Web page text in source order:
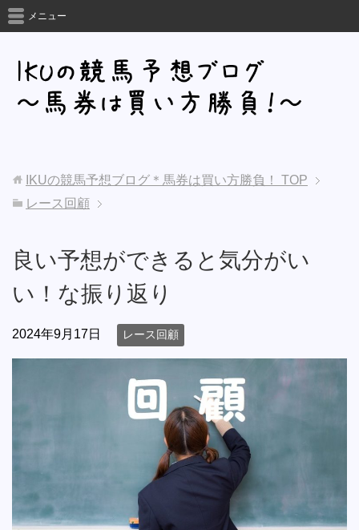
メニュー
IKUの競馬予想ブログ＊馬券は買い方勝負！
TOP
レース回顧
良い予想ができると気分がい
い！な振り返り
2024年9月17日 レース回顧